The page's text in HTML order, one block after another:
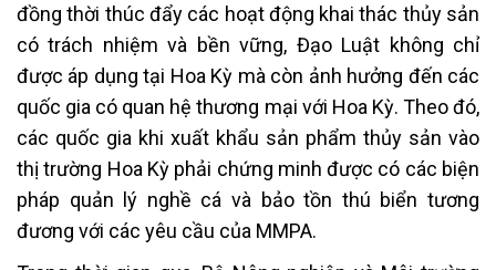
đồng thời thúc đẩy các hoạt động khai thác thủy sản
có trách nhiệm và bền vững, Đạo Luật không chỉ
được áp dụng tại Hoa Kỳ mà còn ảnh hưởng đến các
quốc gia có quan hệ thương mại với Hoa Kỳ. Theo đó,
các quốc gia khi xuất khẩu sản phẩm thủy sản vào
thị trường Hoa Kỳ phải chứng minh được có các biện
pháp quản lý nghề cá và bảo tồn thú biển tương
đương với các yêu cầu của MMPA.